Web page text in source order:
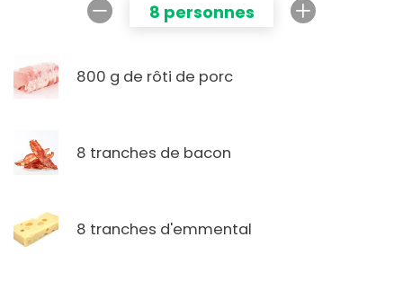
8 personnes
800 g de rôti de porc
8 tranches de bacon
8 tranches d'emmental